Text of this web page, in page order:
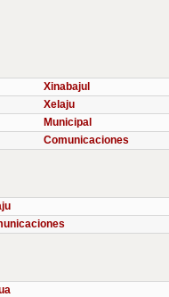
Xinabajul
Xelaju
Municipal
Comunicaciones